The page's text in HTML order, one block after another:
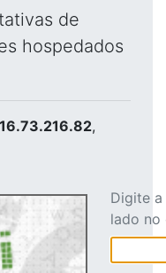
de
hospedados
,
Digite
lado no